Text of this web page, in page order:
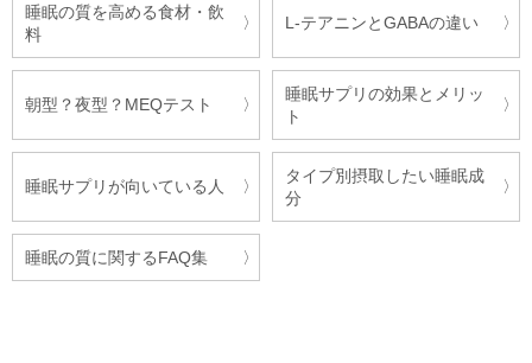
睡眠の質を高める食材・飲
料
L-テアニンとGABAの違い
朝型？夜型？MEQテスト
睡眠サプリの効果とメリッ
ト
睡眠サプリが向いている人
タイプ別摂取したい睡眠成
分
睡眠の質に関するFAQ集